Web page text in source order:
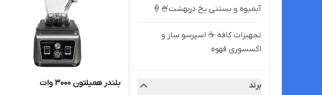
آبمیوه و بستنی یخ دربهشت🍧🍦
تجهیزات کافه ☕️ اسپرسو ساز و
اکسسوری قهوه
برند بلندر همیلتون ۳۰۰۰ وات